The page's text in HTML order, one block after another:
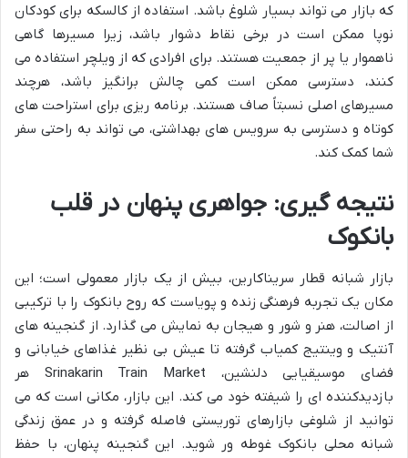
که بازار می تواند بسیار شلوغ باشد. استفاده از کالسکه برای کودکان
نوپا ممکن است در برخی نقاط دشوار باشد، زیرا مسیرها گاهی
ناهموار یا پر از جمعیت هستند. برای افرادی که از ویلچر استفاده می
کنند، دسترسی ممکن است کمی چالش برانگیز باشد، هرچند
مسیرهای اصلی نسبتاً صاف هستند. برنامه ریزی برای استراحت های
کوتاه و دسترسی به سرویس های بهداشتی، می تواند به راحتی سفر
شما کمک کند.
نتیجه گیری: جواهری پنهان در قلب
بانکوک
بازار شبانه قطار سریناکارین، بیش از یک بازار معمولی است؛ این
مکان یک تجربه فرهنگی زنده و پویاست که روح بانکوک را با ترکیبی
از اصالت، هنر و شور و هیجان به نمایش می گذارد. از گنجینه های
آنتیک و وینتیج کمیاب گرفته تا عیش بی نظیر غذاهای خیابانی و
فضای موسیقیایی دلنشین، Srinakarin Train Market هر
بازدیدکننده ای را شیفته خود می کند. این بازار، مکانی است که می
توانید از شلوغی بازارهای توریستی فاصله گرفته و در عمق زندگی
شبانه محلی بانکوک غوطه ور شوید. این گنجینه پنهان، با حفظ